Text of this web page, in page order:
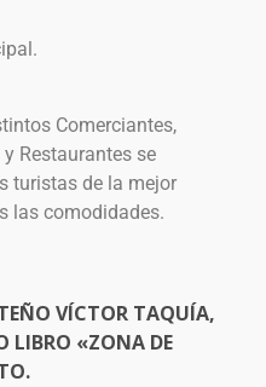
Comerciantes,
Restaurantes se
turistas de la mejor
las comodidades.
VÍCTOR TAQUÍA,
LIBRO «ZONA DE